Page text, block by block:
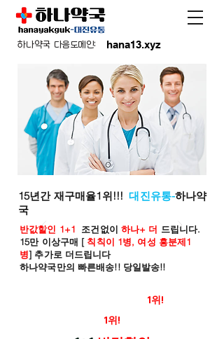
hana13.xyz
하나약국 다음도메인:
15년간 재구매율1위!!!대진유통-하나약
국
반값할인 1+1 조건없이 하나+ 더 드립니다.
15만 이상구매 [ 칙칙이 1병, 여성 흥분제1
병] 추가로 더드립니다
하나약국만의 빠른배송!! 당일발송!!
1위!
1위!